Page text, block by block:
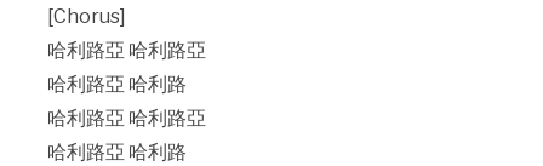
[Chorus]
哈利路亞 哈利路亞
哈利路亞 哈利路
哈利路亞 哈利路亞
哈利路亞 哈利路